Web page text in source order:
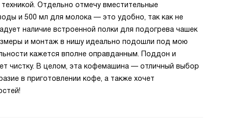
Отдельно отмечу вместительные
и 500 мл для молока — это удобно, так как не
наличие встроенной полки для подогрева чашек
и монтаж в нишу идеально подошли под мою
кажется вполне оправданным. Поддон и
чистку. В целом, эта кофемашина — отличный выбор
в приготовлении кофе, а также хочет